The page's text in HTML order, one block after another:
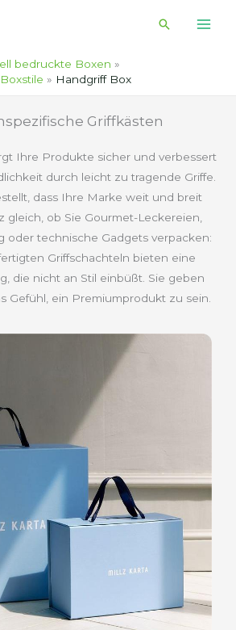
Suche
bedruckte Boxen
Handgriff Box
Griffkästen
Ihre Produkte sicher und verbessert
durch leicht zu tragende Griffe.
dass Ihre Marke weit und breit
gleich, ob Sie Gourmet-Leckereien,
oder technische Gadgets verpacken:
Griffschachteln bieten eine
die nicht an Stil einbüßt. Sie geben
Gefühl, ein Premiumprodukt zu sein.